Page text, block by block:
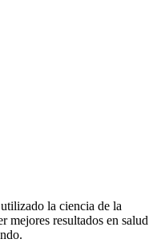
la ciencia de la
mejores resultados en salud